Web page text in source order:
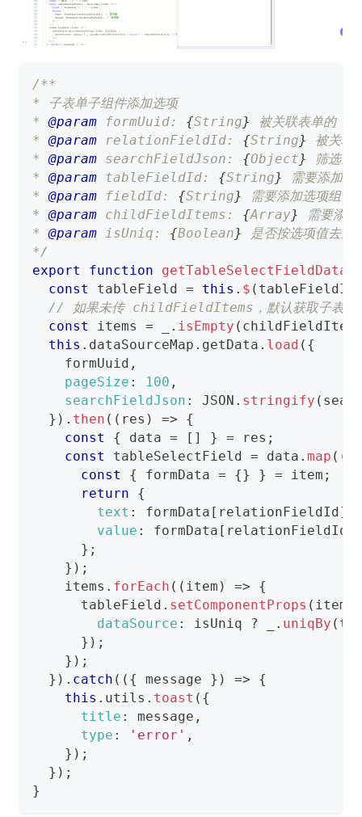
/**
* 子表单子组件添加选项
* @param formUuid: {String}
被关联表单的
* @param relationFieldId: {String}
被关联
* @param searchFieldJson: {Object}
筛选条
* @param tableFieldId: {String}
需要添加选
* @param fieldId: {String}
需要添加选项组件
* @param childFieldItems: {Array}
需要添加
* @param isUniq: {Boolean}
是否按选项值去重
*/
export
function
const
tableField = this . $ ( tableFieldId
// 如果未传 childFieldItems，默认获取子表单
const
items = . isEmpty (
this . dataSourceMap . getData . load ( {
    formUuid
,
pageSize : 100 ,
searchFieldJson : JSON . stringify (
} ) . then ( ( res ) =>
{
const
{ data = [ ] } = res ;
const
tableSelectField = data . map ( (
const
{ formData = {} } = item ;
return
{
text : formData [ relationFieldId]
value : formData [ relationFieldId
} ;
} ) ;
    items
. forEach ( ( item ) =>
{
      tableField
. setComponentProps ( item
dataSource : isUniq ? . uniqBy (
} ) ;
} ) ;
} ) . catch ( ( { message } ) =>
{
this . utils . toast ( {
title : message ,
type : 'error' ,
} ) ;
} ) ;
}